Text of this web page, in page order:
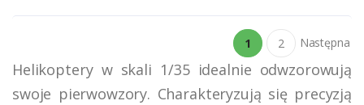
1 2 Następna
Helikoptery w skali 1/35 idealnie odwzorowują
swoje pierwowzory. Charakteryzują się precyzją